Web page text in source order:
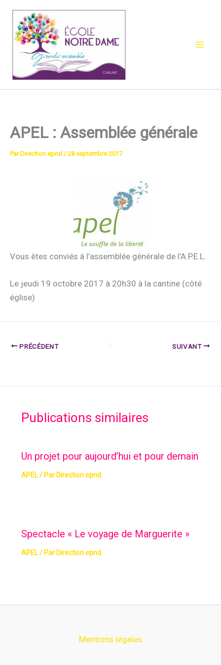
contenu
APEL : Assemblée générale
Par Direction epnd /28 septembre 2017
Vous êtes conviés à l’assemblée générale de l’A.P.E.L.
Le jeudi 19 octobre 2017 à 20h30 à la cantine (côté
église)
PRÉCÉDENT SUIVANT
Publications similaires
Un projet pour aujourd’hui et pour demain
APEL/ Par Direction epnd
Spectacle « Le voyage de Marguerite »
APEL/ Par Direction epnd
Mentions légales